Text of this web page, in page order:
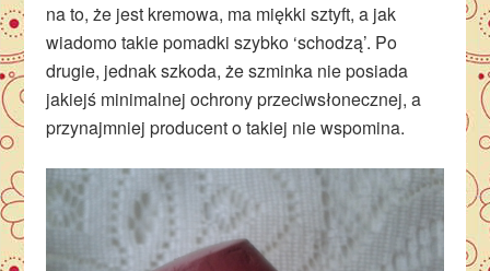
na to, że jest kremowa, ma miękki sztyft, a jak
wiadomo takie pomadki szybko ‘schodzą’. Po
drugie, jednak szkoda, że szminka nie posiada
jakiejś minimalnej ochrony przeciwsłonecznej, a
przynajmniej producent o takiej nie wspomina.